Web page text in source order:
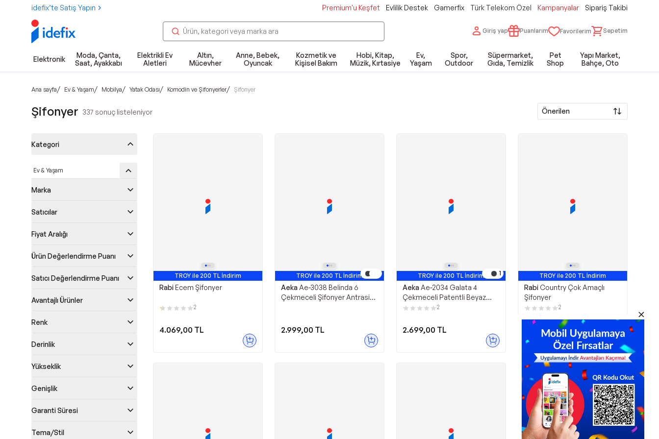
idefix’te Satış Yapın Premium'u Keşfet Evlilik Destek Gamerfix Türk Telekom Özel Kampanyalar Sipariş Takibi
Giriş yap Puanlarım Favorilerim Sepetim
Elektronik
Moda, Çanta,
Saat, Ayakkabı
Elektrikli Ev
Aletleri
Altın,
Mücevher
Anne, Bebek,
Oyuncak
Kozmetik ve
Kişisel Bakım
Hobi, Kitap,
Müzik, Kırtasiye
Ev,
Yaşam
Spor,
Outdoor
Süpermarket,
Gıda, Temizlik
Pet
Shop
Yapı Market,
Bahçe, Oto
Ana sayfa/ Ev & Yaşam/ Mobilya/ Yatak Odası/ Komodin ve Şifonyerler/ Şifonyer
Şifonyer 337 sonuç listeleniyor Önerilen
Kategori
Ev & Yaşam
Marka
Satıcılar
Fiyat Aralığı
Ürün Değerlendirme Puanı
Satıcı Değerlendirme Puanı
Avantajlı Ürünler
Renk
Derinlik
Yükseklik
Genişlik
Garanti Süresi
Tema/Stil
TROY ile 200 TL İndirim
Rabi Ecem Şifonyer
2
4.069,00 TL
TROY ile 200 TL İndirim
Aeka Ae-3038 Belinda 6
Çekmeceli Şifonyer Antrasit
2.999,00 TL
TROY ile 200 TL İndirim 1
Aeka Ae-2034 Galata 4
Çekmeceli Patentli Beyaz
Şifonyer Yatak Odası Bebek
2
2.699,00 TL
TROY ile 200 TL İndirim
Rabi Country Çok Amaçlı
Şifonyer
2
5.299,00TL